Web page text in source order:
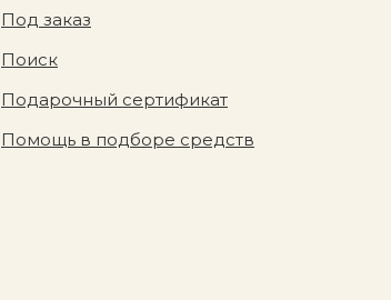
Под заказ
Поиск
Подарочный сертификат
Помощь в подборе средств